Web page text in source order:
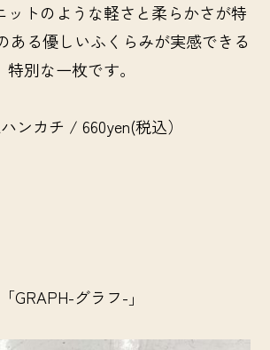
ットのような軽さと柔らかさが特
ある優しいふくらみが実感できる
特別な一枚です。
ンカチ / 660yen(税込）
「GRAPH-グラフ-」